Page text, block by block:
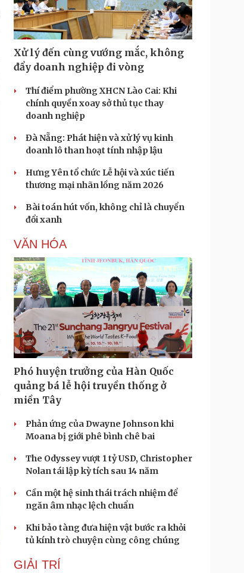
Xử lý đến cùng vướng mắc, không
đẩy doanh nghiệp đi vòng
Thí điểm phường XHCN Lào Cai: Khi
chính quyền xoay sở thủ tục thay
doanh nghiệp
Đà Nẵng: Phát hiện và xử lý vụ kinh
doanh lô than hoạt tính nhập lậu
Hưng Yên tổ chức Lễ hội và xúc tiến
thương mại nhãn lồng năm 2026
Bài toán hút vốn, không chỉ là chuyển
đổi xanh
VĂN HÓA
Phó huyện trưởng của Hàn Quốc
quảng bá lễ hội truyền thống ở
miền Tây
Phản ứng của Dwayne Johnson khi
Moana bị giới phê bình chê bai
The Odyssey vượt 1 tỷ USD, Christopher
Nolan tái lập kỳ tích sau 14 năm
Cần một hệ sinh thái trách nhiệm để
ngăn âm nhạc lệch chuẩn
Khi bảo tàng đưa hiện vật bước ra khỏi
tủ kính trò chuyện cùng công chúng
GIẢI TRÍ